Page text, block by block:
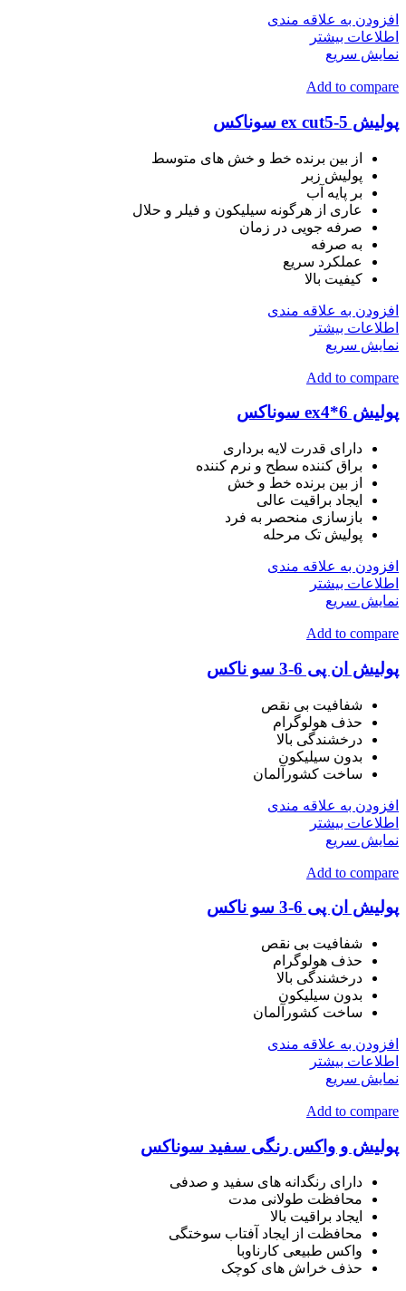
افزودن به علاقه مندی
اطلاعات بیشتر
نمایش سریع
Add to compare
پولیش ex cut5-5 سوناکس
از بین برنده خط و خش های متوسط
پولیش زبر
بر پایه آب
عاری از هرگونه سیلیکون و فیلر و حلال
صرفه جویی در زمان
به صرفه
عملکرد سریع
کیفیت بالا
افزودن به علاقه مندی
اطلاعات بیشتر
نمایش سریع
Add to compare
پولیش ex4*6 سوناکس
دارای قدرت لایه برداری
براق کننده سطح و نرم کننده
از بین برنده خط و خش
ایجاد براقیت عالی
بازسازی منحصر به فرد
پولیش تک مرحله
افزودن به علاقه مندی
اطلاعات بیشتر
نمایش سریع
Add to compare
پولیش ان پی 6-3 سو ناکس
شفافیت بی نقص
حذف هولوگرام
درخشندگی بالا
بدون سیلیکون
ساخت کشورآلمان
افزودن به علاقه مندی
اطلاعات بیشتر
نمایش سریع
Add to compare
پولیش ان پی 6-3 سو ناکس
شفافیت بی نقص
حذف هولوگرام
درخشندگی بالا
بدون سیلیکون
ساخت کشورآلمان
افزودن به علاقه مندی
اطلاعات بیشتر
نمایش سریع
Add to compare
پولیش و واکس رنگی سفید سوناکس
دارای رنگدانه های سفید و صدفی
محافظت طولانی مدت
ایجاد براقیت بالا
محافظت از ایجاد آفتاب سوختگی
واکس طبیعی کارناوبا
حذف خراش های کوچک